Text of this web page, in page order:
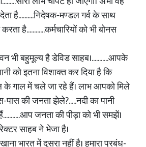
है..........निदेषक-मण्डल गर्व के साथ
है............कर्मचारियों को भी बोनस
भी बहुमूल्य है डेविड साहब।...........आपके
को इतना विशाक्त कर दिया है कि
गाल में चले जा रहे हैं। लाभ आपको मिले
की जनता झेले?.....नदी का पानी
जनता की पीड़ा को भी समझें।
साहब ने भेजा है।
भारत में दूसरा नहीं है। हमारा प्रबंध-